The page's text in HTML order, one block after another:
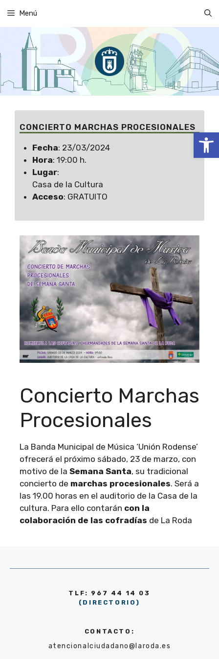
Abrir
contenido
Menú
Concierto Marchas
Procesionales
La Banda Municipal de Música ‘Unión Rodense’
ofrecerá el próximo sábado, 23 de marzo, con
motivo de la Semana Santa, su tradicional
concierto de marchas procesionales. Será a
las 19.00 horas en el auditorio de la Casa de la
cultura. Para ello contarán con la
colaboración de las cofradías de La Roda
CONCIERTO MARCHAS PROCESIONALES
Fecha: 23/03/2024
Hora: 19:00 h.
Lugar:
Casa de la Cultura
Acceso: GRATUITO
TLF: 967 44 14 03
(DIRECTORIO)
CONTACTO:
atencionalciudadano@laroda.es